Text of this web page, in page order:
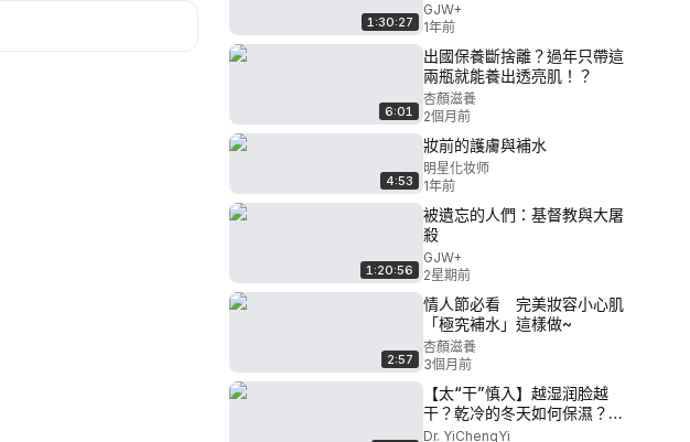
1:30:27
GJW+
1年前
6:01
出國保養斷捨離？過年只帶這
兩瓶就能養出透亮肌！？
杏顏滋養
2個月前
4:53
妝前的護膚與補水
明星化妆师
1年前
1:20:56
被遺忘的人們：基督教與大屠
殺
GJW+
2星期前
2:57
情人節必看 完美妝容小心肌
「極究補水」這樣做~
杏顏滋養
3個月前
【太“干”慎入】越湿润脸越
干？乾冷的冬天如何保濕？智
米蒸發式加濕器真實無廣測
Dr. YiChengYi